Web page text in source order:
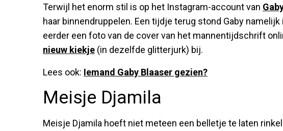
Terwijl het enorm stil is op het Instagram-account van
haar binnendruppelen. Een tijdje terug stond Gaby
eerder een foto van de cover van het mannentijdschrift
nieuw kiekje (in dezelfde glitterjurk) bij.
Lees ook: Iemand Gaby Blaaser gezien?
Meisje Djamila
Meisje Djamila hoeft niet meteen een belletje te laten